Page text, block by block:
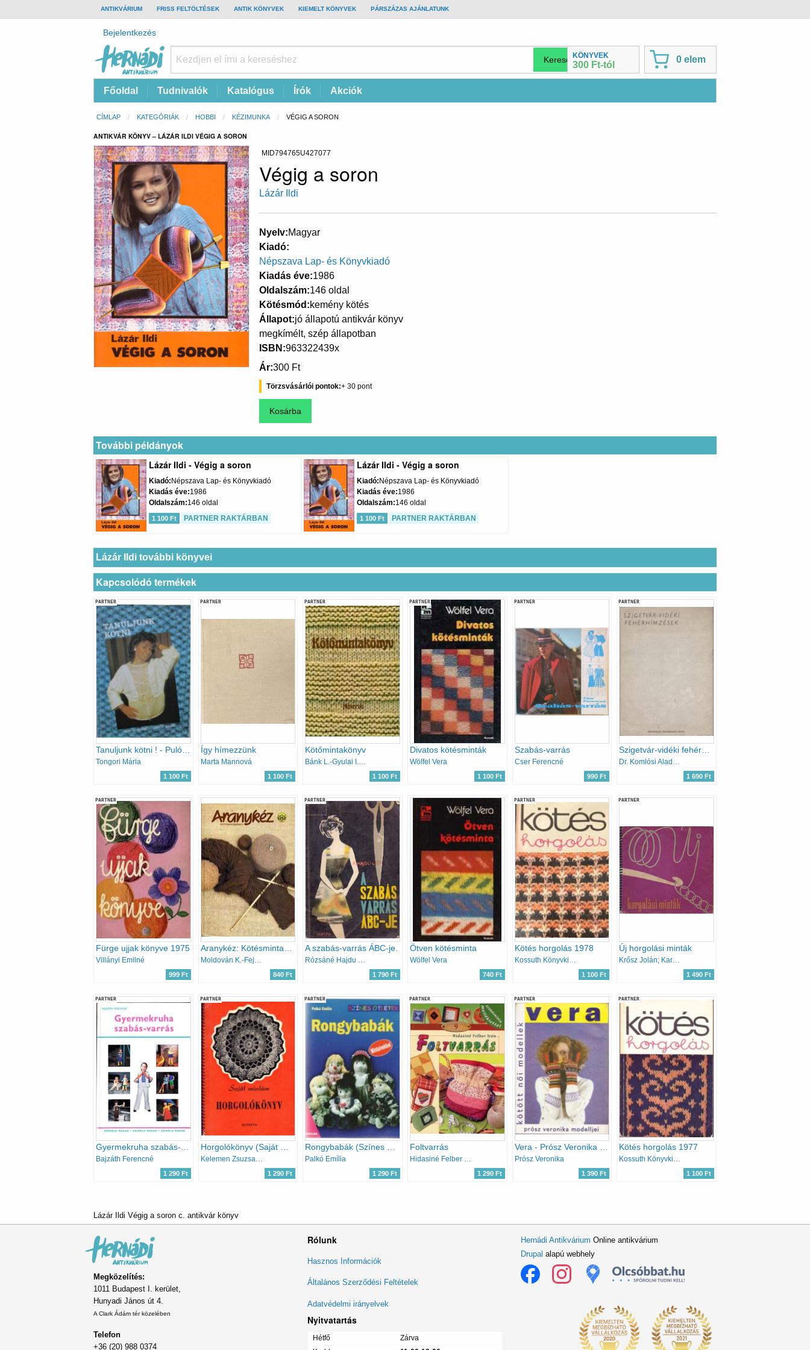
TOP
BAR
ANTIKVÁRIUM FRISS FELTÖLTÉSEK ANTIK KÖNYVEK KIEMELT KÖNYVEK PÁRSZÁZAS AJÁNLATUNK
Felhasználói
fiók
menüje
Bejelentkezés
Antikvárium
Online
KÖNYVEK
300 Ft-tól
0 elem
Fő
navigáció
Főoldal Tudnivalók Katalógus Írók Akciók
Morzsa
CÍMLAP KATEGÓRIÁK HOBBI KÉZIMUNKA CURRENT:
VÉGIG A SORON
ANTIKVÁR KÖNYV – LÁZÁR ILDI VÉGIG A SORON
MID794765U427077
Végig a soron
Lázár Ildi
Nyelv Magyar
Kiadó
Népszava Lap- és Könyvkiadó
Kiadás éve 1986
Oldalszám 146 oldal
Kötésmód kemény kötés
Állapot jó állapotú antikvár könyv
megkímélt, szép állapotban
ISBN 963322439x
Ár 300 Ft
Törzsvásárlói pontok 30
További példányok
Lázár Ildi - Végig a soron
Kiadó Népszava Lap- és Könyvkiadó
Kiadás éve 1986
Oldalszám 146 oldal
1 100 Ft PARTNER RAKTÁRBAN
Lázár Ildi - Végig a soron
Kiadó Népszava Lap- és Könyvkiadó
Kiadás éve 1986
Oldalszám 146 oldal
1 100 Ft PARTNER RAKTÁRBAN
Lázár Ildi további könyvei
Kapcsolódó termékek
PARTNER
Tongori Mária
1 100 Ft
PARTNER
Így hímezzünk
Marta Mannová
1 100 Ft
PARTNER
Kötőmintakönyv
1 100 Ft
PARTNER
Divatos kötésminták
Wölfel Vera
1 100 Ft
PARTNER
Szabás-varrás
Cser Ferencné
990 Ft
PARTNER
1 690 Ft
PARTNER
Fürge ujjak könyve 1975
Villányi Emilné
999 Ft
Aranykéz: Kötésmintakönyv
Moldován K.-Fejér K.
840 Ft
PARTNER
A szabás-varrás ÁBC-je.
Rózsáné Hajdu Gizi
1 790 Ft
Ötven kötésminta
Wölfel Vera
740 Ft
PARTNER
Kötés horgolás 1978
Kossuth Könyvkiadó
1 100 Ft
PARTNER
Új horgolási minták
Krősz Jolán; Karalyos Margit
1 490 Ft
PARTNER
Bajzáth Ferencné
1 290 Ft
PARTNER
Kelemen Zsuzsa (szerk)
1 290 Ft
PARTNER
Palkó Emília
1 290 Ft
PARTNER
Foltvarrás
Hidasiné Felber Irén
1 290 Ft
PARTNER
Prósz Veronika
1 390 Ft
PARTNER
Kötés horgolás 1977
Kossuth Könyvkiadó
1 100 Ft
Lázár Ildi Végig a soron c. antikvár könyv
Megközelítés:
1011 Budapest I. kerület,
Hunyadi János út 4.
A Clark Ádám tér közelében
Telefon
+36 (20) 988 0374
Rólunk
Lábléc
menü
Hasznos Információk
Általános Szerződési Feltételek
Adatvédelmi irányelvek
Nyitvatartás
Hétfő
Zárva
Hernádi Antikvárium Online antikvárium
Drupal alapú webhely